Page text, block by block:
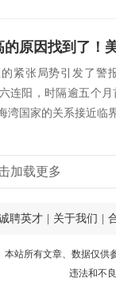
的原因找到了！
紧张局势引发了警
连阳，时隔逾五个
湾国家的关系接近临
加载更多
聘英才 关于我们
本站所有文章、数据仅供
违法和不